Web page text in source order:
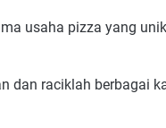
usaha pizza yang
dan raciklah berbagai